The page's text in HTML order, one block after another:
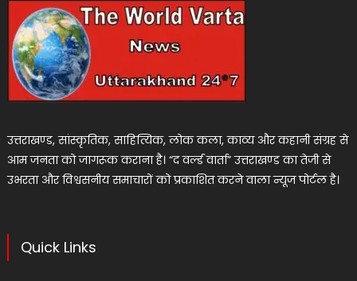
उत्तराखण्ड, सांस्कृतिक, साहित्यिक, लोक कला, काव्य और कहानी संग्रह से
आम जनता को जागरूक कराना है। “द वर्ल्ड वार्ता” उत्तराखण्ड का तेजी से
उभरता और विश्वसनीय समाचारों को प्रकाशित करने वाला न्यूज पोर्टल है।
Quick Links